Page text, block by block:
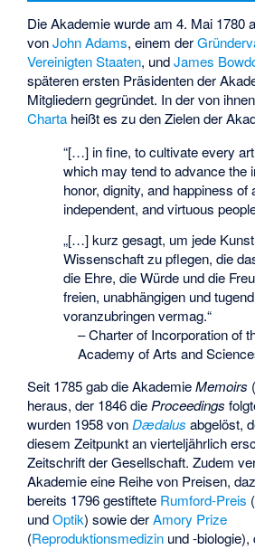
Die Akademie wurde am 4. Mai 1780
vonJohn Adams, einem der
Vereinigten Staaten, undJames
späteren ersten Präsidenten der
Mitgliedern gegründet. In der von
Charta heißt es zu den Zielen der
“[…] in fine, to cultivate every
which may tend to advance the
honor, dignity, and happiness of
independent, and virtuous
„[…] kurz gesagt, um jede
Wissenschaft zu pflegen, die
die Ehre, die Würde und die
freien, unabhängigen und
voranzubringen vermag.“
–Charter of Incorporation of
Academy of Arts and
Seit 1785 gab die AkademieMemoirs
heraus, der 1846 dieProceedings
wurden 1958 vonDædalus abgelöst,
diesem Zeitpunkt an vierteljährlich
Zeitschrift der Gesellschaft. Zudem
Akademie eine Reihe von Preisen,
bereits 1796 gestiftete Rumford-Preis (
undOptik) sowie derAmory Prize
(Reproduktionsmedizin und -